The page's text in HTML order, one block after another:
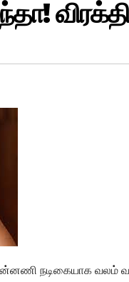
நடிகையாக வலம்